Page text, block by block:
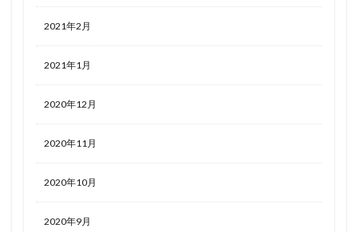
2021年2月
2021年1月
2020年12月
2020年11月
2020年10月
2020年9月